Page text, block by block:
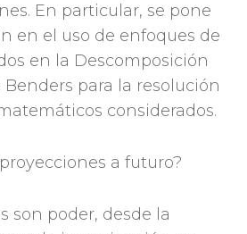
En particular, se pone
en el uso de enfoques de
en la Descomposición
Benders para la resolución
considerados.
a futuro?
son poder, desde la